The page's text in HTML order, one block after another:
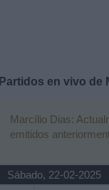
Partidos en vivo de
Marcílio Dias:
emitidos
Sábado, 22-02-2025